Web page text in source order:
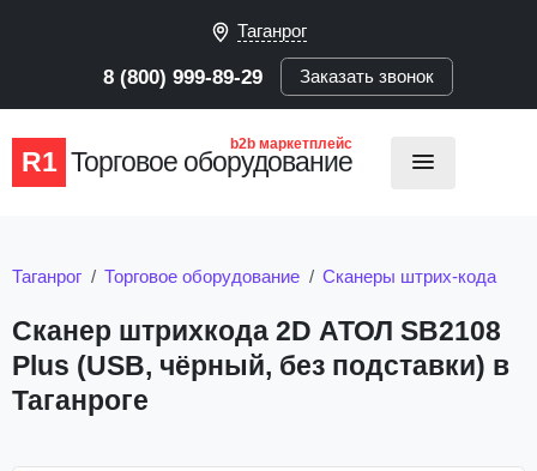
Таганрог
8 (800) 999-89-29 Заказать звонок
R1 Торговое оборудование
b2b маркетплейс
Таганрог Торговое оборудование Сканеры штрих-кода
Сканер штрихкода 2D АТОЛ SB2108
Plus (USB, чёрный, без подставки) в
Таганроге